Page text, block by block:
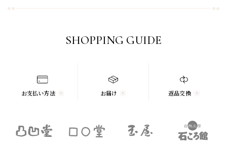
SHOPPING GUIDE
お支払い方法 お届け 返品交換